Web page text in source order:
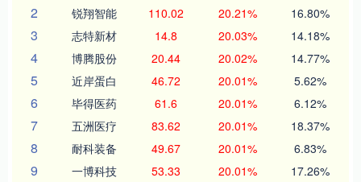
2 锐翔智能 110.02 20.21% 16.80%
3 志特新材 14.8 20.03% 14.18%
4 博腾股份 20.44 20.02% 14.77%
5 近岸蛋白 46.72 20.01% 5.62%
6 毕得医药 61.6 20.01% 6.12%
7 五洲医疗 83.62 20.01% 18.37%
8 耐科装备 49.67 20.01% 6.83%
9 一博科技 53.33 20.01% 17.26%